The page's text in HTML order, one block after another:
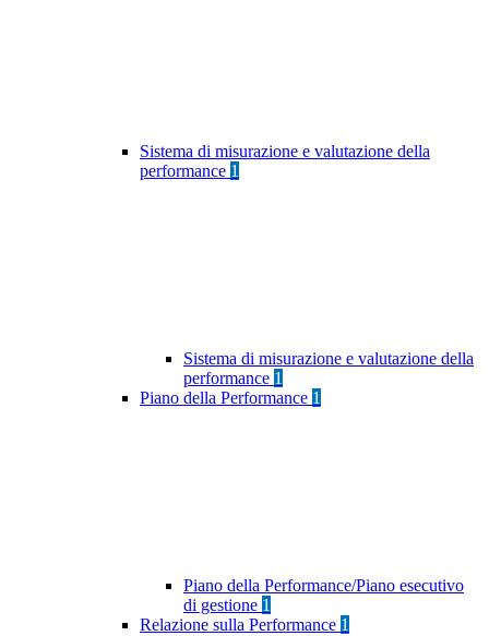
Sistema di misurazione e valutazione della
performance 1
Sistema di misurazione e valutazione della
performance 1
Piano della Performance 1
Piano della Performance/Piano esecutivo
di gestione 1
Relazione sulla Performance 1